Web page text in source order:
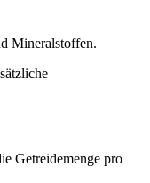
Mineralstoffen.
Getreidemenge pro